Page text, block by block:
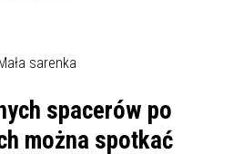
spacerów po
można spotkać